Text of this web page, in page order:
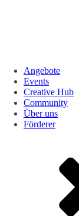
Angebote
Events
Creative Hub
Community
Über uns
Förderer